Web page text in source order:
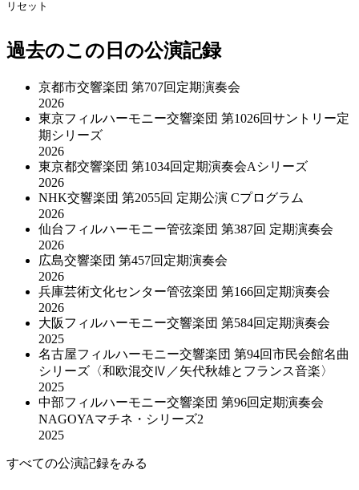
リセット
過去のこの日の公演記録
京都市交響楽団 第707回定期演奏会
2026
東京フィルハーモニー交響楽団 第1026回サントリー定
期シリーズ
2026
東京都交響楽団 第1034回定期演奏会Aシリーズ
2026
NHK交響楽団 第2055回 定期公演 Cプログラム
2026
仙台フィルハーモニー管弦楽団 第387回 定期演奏会
2026
広島交響楽団 第457回定期演奏会
2026
兵庫芸術文化センター管弦楽団 第166回定期演奏会
2026
大阪フィルハーモニー交響楽団 第584回定期演奏会
2025
名古屋フィルハーモニー交響楽団 第94回市民会館名曲
シリーズ〈和欧混交Ⅳ／矢代秋雄とフランス音楽〉
2025
中部フィルハーモニー交響楽団 第96回定期演奏会
NAGOYAマチネ・シリーズ2
2025
すべての公演記録をみる